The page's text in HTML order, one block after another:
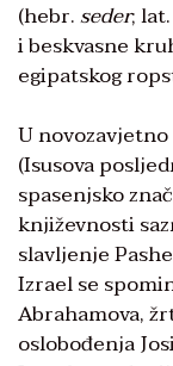
(hebr.seder; lat.
i beskvasne
egipatskog
U novozavjetno
(Isusova
spasenjsko
književnosti
slavljenje
Izrael se
Abrahamova,
oslobođenja